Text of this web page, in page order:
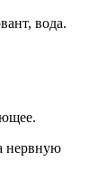
вода.
нервную